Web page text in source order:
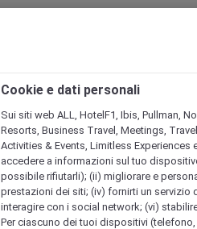
Cookie e dati personali
Sui siti web ALL, HotelF1, Ibis, Pullman,
Resorts, Business Travel, Meetings,
Activities & Events, Limitless Experiences
accedere a informazioni sul tuo
possibile rifiutarli); (ii) migliorare e
prestazioni dei siti; (iv) fornirti un
interagire con i social network; (vi)
Per ciascuno dei tuoi dispositivi